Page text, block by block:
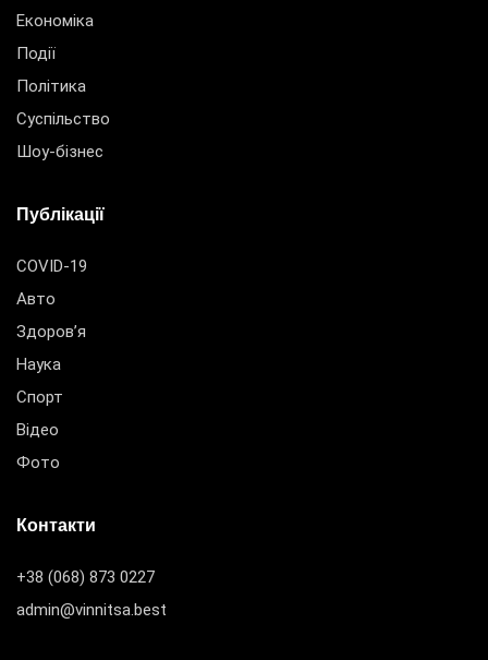
Економіка
Події
Політика
Суспільство
Шоу-бізнес
Публікації
COVID-19
Авто
Здоров’я
Наука
Спорт
Відео
Фото
Контакти
+38 (068) 873 0227
admin@vinnitsa.best